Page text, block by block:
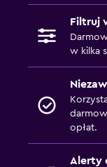
Filtruj
w kilka
opłat.
Alerty